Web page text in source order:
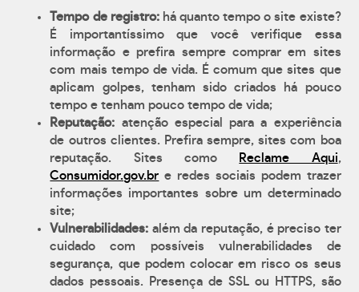
Tempo de registro:há quanto tempo o site existe?
É importantíssimo que você verifique essa
informação e prefira sempre comprar em sites
com mais tempo de vida. É comum que sites que
aplicam golpes, tenham sido criados há pouco
tempo e tenham pouco tempo de vida;
Reputação: atenção especial para a experiência
de outros clientes. Prefira sempre, sites com boa
reputação. Sites como
Reclame Aqui,
Consumidor.gov.br e redes sociais podem trazer
informações importantes sobre um determinado
site;
Vulnerabilidades: além da reputação, é preciso ter
cuidado com possíveis vulnerabilidades de
segurança, que podem colocar em risco os seus
dados pessoais. Presença de SSL ou HTTPS, são